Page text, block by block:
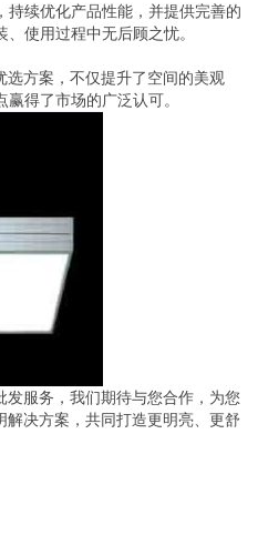
持续优化产品性能，并提供完善的
使用过程中无后顾之忧。
选方案，不仅提升了空间的美观
得了市场的广泛认可。
服务，我们期待与您合作，为您
决方案，共同打造更明亮、更舒